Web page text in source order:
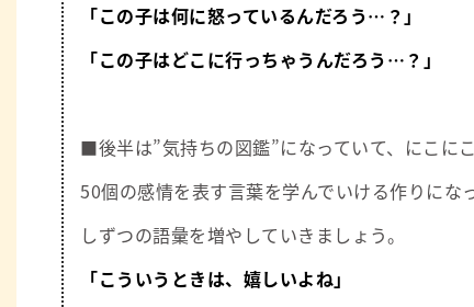
「この子は何に怒っているんだろう…？」
「この子はどこに行っちゃうんだろう…？」
■後半は”気持ちの図鑑”になっていて、にこに
50個の感情を表す言葉を学んでいける作りにな
しずつの語彙を増やしていきましょう。
「こういうときは、嬉しいよね」